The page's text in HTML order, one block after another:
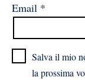
Email *
Salva il mio
la prossima